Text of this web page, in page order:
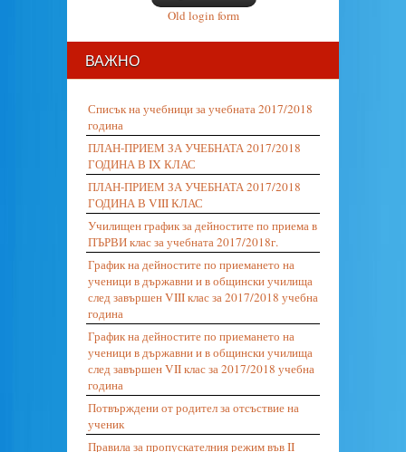
Old login form
ВАЖНО
Списък на учебници за учебната 2017/2018
година
ПЛАН-ПРИЕМ ЗА УЧЕБНАТА 2017/2018
ГОДИНА В IX КЛАС
ПЛАН-ПРИЕМ ЗА УЧЕБНАТА 2017/2018
ГОДИНА В VIII КЛАС
Училищен график за дейностите по приема в
ПЪРВИ клас за учебната 2017/2018г.
График на дейностите по приемането на
ученици в държавни и в общински училища
след завършен VIII клас за 2017/2018 учебна
година
График на дейностите по приемането на
ученици в държавни и в общински училища
след завършен VII клас за 2017/2018 учебна
година
Потвърждени от родител за отсъствие на
ученик
Правила за пропускателния режим във II